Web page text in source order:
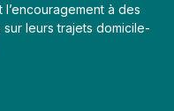
à des
leurs trajets domicile-